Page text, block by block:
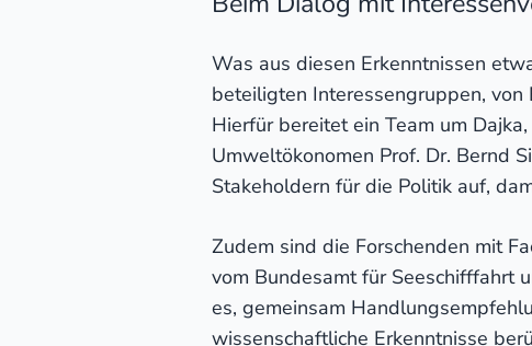
Was aus diesen Erkenntnissen
beteiligten Interessengruppen,
Hierfür bereitet ein Team um
Umweltökonomen Prof. Dr. Bernd
Stakeholdern für die Politik auf,
Zudem sind die Forschenden mit
vom Bundesamt für Seeschifffahrt
es, gemeinsam
wissenschaftliche Erkenntnisse